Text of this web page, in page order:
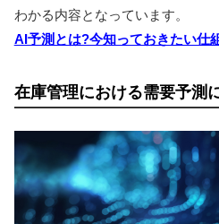
わかる内容となっています。
AI予測とは?今知っておきたい仕
在庫管理における需要予測